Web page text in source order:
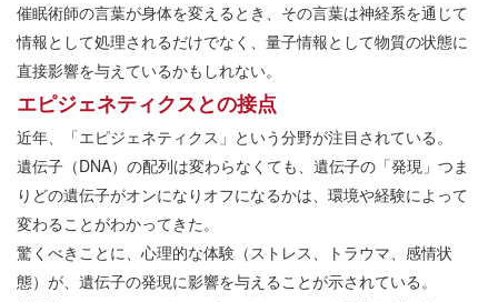
催眠術師の言葉が身体を変えるとき、その言葉は神経系を通じて
情報として処理されるだけでなく、量子情報として物質の状態に
直接影響を与えているかもしれない。
エピジェネティクスとの接点
近年、「エピジェネティクス」という分野が注目されている。
遺伝子（DNA）の配列は変わらなくても、遺伝子の「発現」つま
りどの遺伝子がオンになりオフになるかは、環境や経験によって
変わることがわかってきた。
驚くべきことに、心理的な体験（ストレス、トラウマ、感情状
態）が、遺伝子の発現に影響を与えることが示されている。